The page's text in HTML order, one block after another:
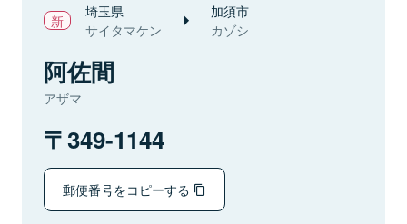
埼玉県
サイタマケン
加須市
カゾシ
阿佐間
アザマ
349-1144
郵便番号をコピーする